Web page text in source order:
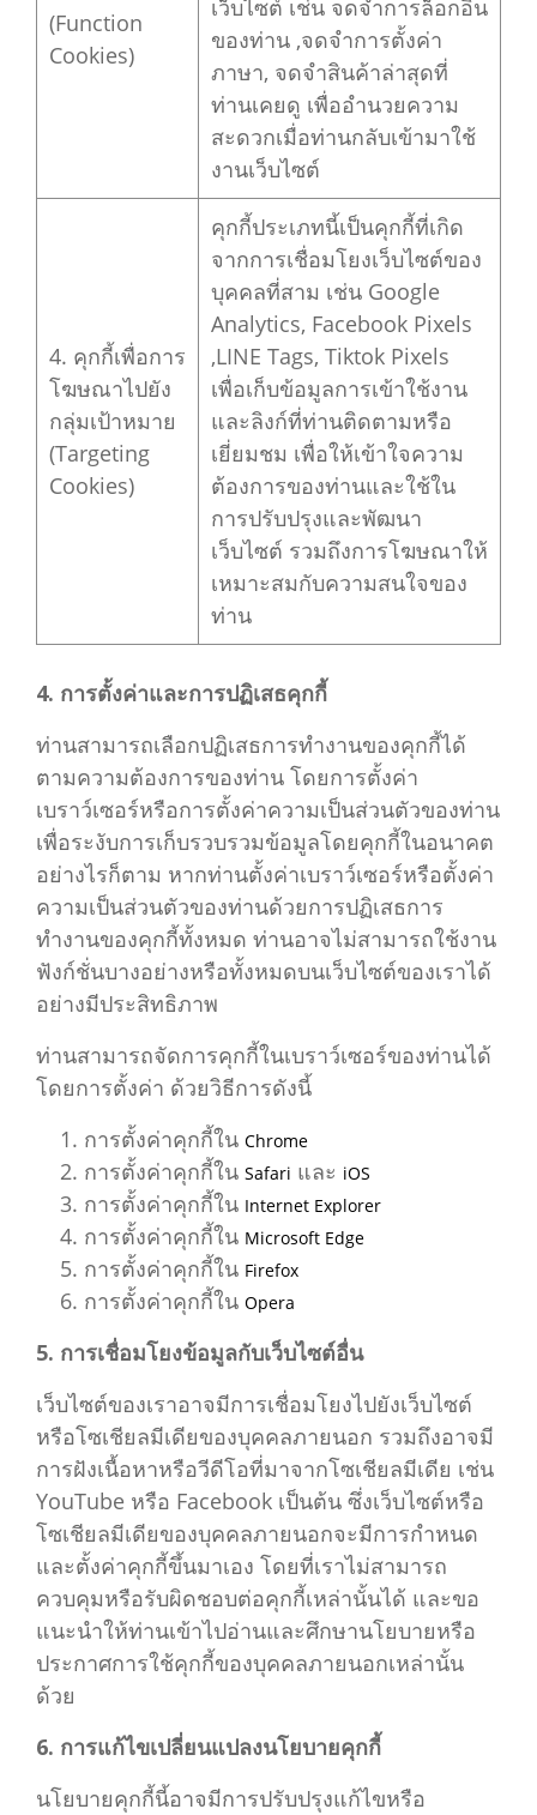
(Function
Cookies)
เว็บไซต์ เช่น จดจำการล็อกอิน
ของท่าน ,จดจำการตั้งค่า
ภาษา, จดจำสินค้าล่าสุดที่
ท่านเคยดู เพื่ออำนวยความ
สะดวกเมื่อท่านกลับเข้ามาใช้
งานเว็บไซต์
4. คุกกี้เพื่อการ
โฆษณาไปยัง
กลุ่มเป้าหมาย
(Targeting
Cookies)
คุกกี้ประเภทนี้เป็นคุกกี้ที่เกิด
จากการเชื่อมโยงเว็บไซต์ของ
บุคคลที่สาม เช่น Google
Analytics, Facebook Pixels
,LINE Tags, Tiktok Pixels
เพื่อเก็บข้อมูลการเข้าใช้งาน
และลิงก์ที่ท่านติดตามหรือ
เยี่ยมชม เพื่อให้เข้าใจความ
ต้องการของท่านและใช้ใน
การปรับปรุงและพัฒนา
เว็บไซต์ รวมถึงการโฆษณาให้
เหมาะสมกับความสนใจของ
ท่าน
4. การตั้งค่าและการปฏิเสธคุกกี้
ท่านสามารถเลือกปฏิเสธการทำงานของคุกกี้ได้
ตามความต้องการของท่าน โดยการตั้งค่า
เบราว์เซอร์หรือการตั้งค่าความเป็นส่วนตัวของท่าน
เพื่อระงับการเก็บรวบรวมข้อมูลโดยคุกกี้ในอนาคต
อย่างไรก็ตาม หากท่านตั้งค่าเบราว์เซอร์หรือตั้งค่า
ความเป็นส่วนตัวของท่านด้วยการปฏิเสธการ
ทำงานของคุกกี้ทั้งหมด ท่านอาจไม่สามารถใช้งาน
ฟังก์ชั่นบางอย่างหรือทั้งหมดบนเว็บไซต์ของเราได้
อย่างมีประสิทธิภาพ
ท่านสามารถจัดการคุกกี้ในเบราว์เซอร์ของท่านได้
โดยการตั้งค่า ด้วยวิธีการดังนี้
การตั้งค่าคุกกี้ใน Chrome
การตั้งค่าคุกกี้ใน Safari และ iOS
การตั้งค่าคุกกี้ใน Internet Explorer
การตั้งค่าคุกกี้ใน Microsoft Edge
การตั้งค่าคุกกี้ใน Firefox
การตั้งค่าคุกกี้ใน Opera
5. การเชื่อมโยงข้อมูลกับเว็บไซต์อื่น
เว็บไซต์ของเราอาจมีการเชื่อมโยงไปยังเว็บไซต์
หรือโซเชียลมีเดียของบุคคลภายนอก รวมถึงอาจมี
การฝังเนื้อหาหรือวีดีโอที่มาจากโซเชียลมีเดีย เช่น
YouTube หรือ Facebook เป็นต้น ซึ่งเว็บไซต์หรือ
โซเชียลมีเดียของบุคคลภายนอกจะมีการกำหนด
และตั้งค่าคุกกี้ขึ้นมาเอง โดยที่เราไม่สามารถ
ควบคุมหรือรับผิดชอบต่อคุกกี้เหล่านั้นได้ และขอ
แนะนำให้ท่านเข้าไปอ่านและศึกษานโยบายหรือ
ประกาศการใช้คุกกี้ของบุคคลภายนอกเหล่านั้น
ด้วย
6. การแก้ไขเปลี่ยนแปลงนโยบายคุกกี้
นโยบายคุกกี้นี้อาจมีการปรับปรุงแก้ไขหรือ